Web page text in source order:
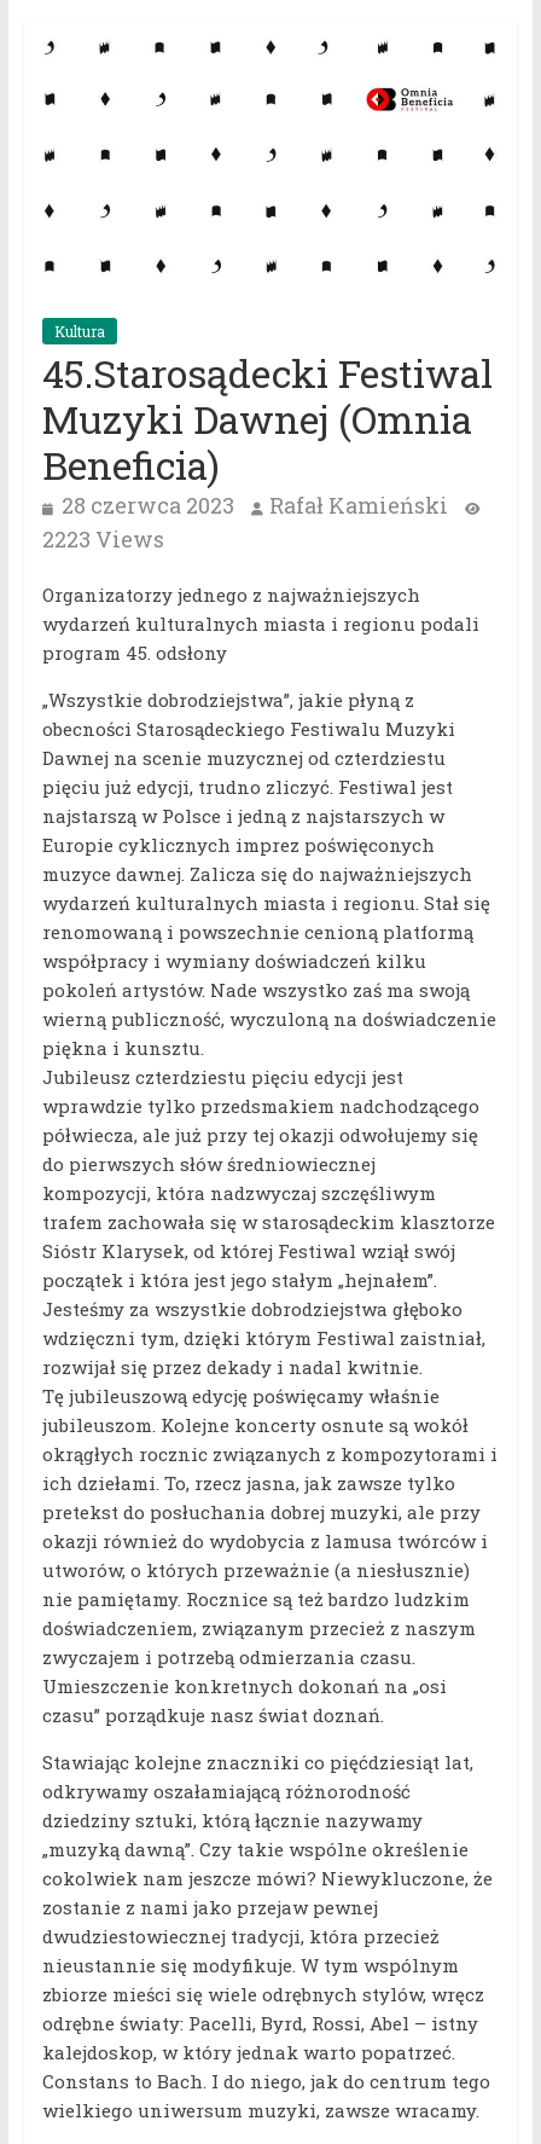
Kultura
45.Starosądecki Festiwal
Muzyki Dawnej (Omnia
Beneficia)
28 czerwca 2023
Rafał Kamieński
2223 Views
Organizatorzy jednego z najważniejszych
wydarzeń kulturalnych miasta i regionu podali
program 45. odsłony
„Wszystkie dobrodziejstwa”, jakie płyną z
obecności Starosądeckiego Festiwalu Muzyki
Dawnej na scenie muzycznej od czterdziestu
pięciu już edycji, trudno zliczyć. Festiwal jest
najstarszą w Polsce i jedną z najstarszych w
Europie cyklicznych imprez poświęconych
muzyce dawnej. Zalicza się do najważniejszych
wydarzeń kulturalnych miasta i regionu. Stał się
renomowaną i powszechnie cenioną platformą
współpracy i wymiany doświadczeń kilku
pokoleń artystów. Nade wszystko zaś ma swoją
wierną publiczność, wyczuloną na doświadczenie
piękna i kunsztu.
Jubileusz czterdziestu pięciu edycji jest
wprawdzie tylko przedsmakiem nadchodzącego
półwiecza, ale już przy tej okazji odwołujemy się
do pierwszych słów średniowiecznej
kompozycji, która nadzwyczaj szczęśliwym
trafem zachowała się w starosądeckim klasztorze
Sióstr Klarysek, od której Festiwal wziął swój
początek i która jest jego stałym „hejnałem”.
Jesteśmy za wszystkie dobrodziejstwa głęboko
wdzięczni tym, dzięki którym Festiwal zaistniał,
rozwijał się przez dekady i nadal kwitnie.
Tę jubileuszową edycję poświęcamy właśnie
jubileuszom. Kolejne koncerty osnute są wokół
okrągłych rocznic związanych z kompozytorami i
ich dziełami. To, rzecz jasna, jak zawsze tylko
pretekst do posłuchania dobrej muzyki, ale przy
okazji również do wydobycia z lamusa twórców i
utworów, o których przeważnie (a niesłusznie)
nie pamiętamy. Rocznice są też bardzo ludzkim
doświadczeniem, związanym przecież z naszym
zwyczajem i potrzebą odmierzania czasu.
Umieszczenie konkretnych dokonań na „osi
czasu” porządkuje nasz świat doznań.
Stawiając kolejne znaczniki co pięćdziesiąt lat,
odkrywamy oszałamiającą różnorodność
dziedziny sztuki, którą łącznie nazywamy
„muzyką dawną”. Czy takie wspólne określenie
cokolwiek nam jeszcze mówi? Niewykluczone, że
zostanie z nami jako przejaw pewnej
dwudziestowiecznej tradycji, która przecież
nieustannie się modyfikuje. W tym wspólnym
zbiorze mieści się wiele odrębnych stylów, wręcz
odrębne światy: Pacelli, Byrd, Rossi, Abel – istny
kalejdoskop, w który jednak warto popatrzeć.
Constans to Bach. I do niego, jak do centrum tego
wielkiego uniwersum muzyki, zawsze wracamy.